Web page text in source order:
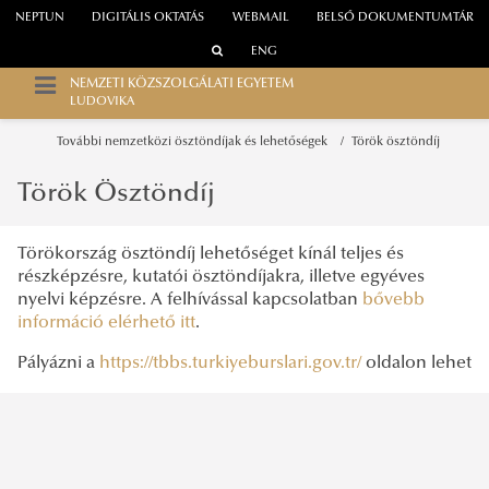
WEBMAIL
NEPTUN DIGITÁLIS OKTATÁS BELSŐ DOKUMENTUMTÁR
ENG
NEMZETI KÖZSZOLGÁLATI EGYETEM
LUDOVIKA
További nemzetközi ösztöndíjak és lehetőségek Török ösztöndíj
Török Ösztöndíj
Törökország ösztöndíj lehetőséget kínál teljes és
részképzésre, kutatói ösztöndíjakra, illetve egyéves
nyelvi képzésre. A felhívással kapcsolatban bővebb
információ elérhető itt.
Pályázni a https://tbbs.turkiyeburslari.gov.tr/oldalon lehet